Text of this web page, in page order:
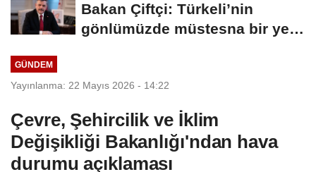
Bakan Çiftçi: Türkeli’nin
gönlümüzde müstesna bir yeri
GÜNDEM
Yayınlanma: 22 Mayıs 2026 - 14:22
Çevre, Şehircilik ve İklim
Değişikliği Bakanlığı'ndan hava
durumu açıklaması